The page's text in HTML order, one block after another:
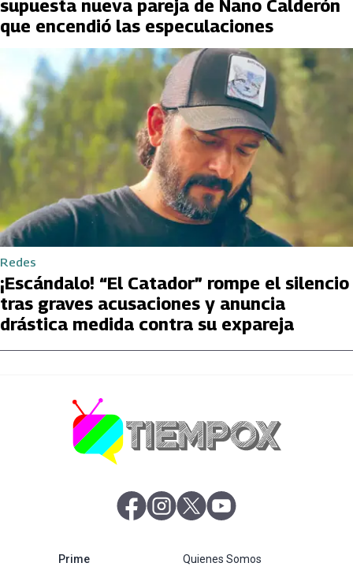
supuesta nueva pareja de Nano Calderón
que encendió las especulaciones
Redes
¡Escándalo! “El Catador” rompe el silencio
tras graves acusaciones y anuncia
drástica medida contra su expareja
abre en nueva pestaña
abre en nueva pestaña
abre en nueva pestaña
Primeabre en nueva pestañaQuienes Somos